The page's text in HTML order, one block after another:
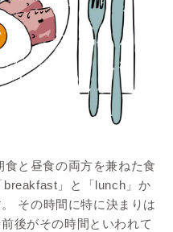
と昼食の両方を兼ねた食
」と「lunch」か
その時間に特に決まりは
後がその時間といわれて